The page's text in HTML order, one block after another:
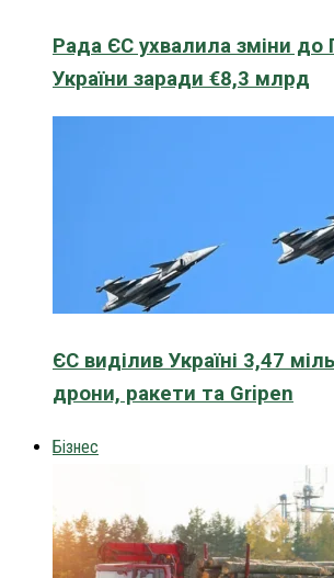
Рада ЄС ухвалила зміни до
України заради €8,3 млрд
ЄС виділив Україні 3,47
дрони, ракети та Gripen
Бізнес